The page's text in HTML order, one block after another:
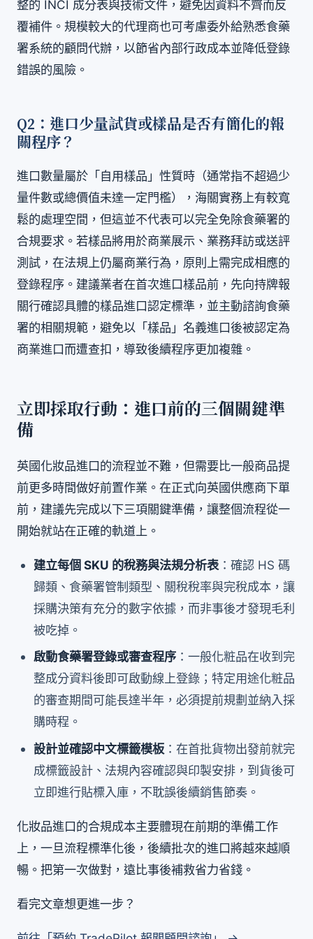
整的 INCI 成分表與技術文件，避免因資料不齊而反
覆補件。規模較大的代理商也可考慮委外給熟悉食藥
署系統的顧問代辦，以節省內部行政成本並降低登錄
錯誤的風險。
Q2：進口少量試貨或樣品是否有簡化的報
關程序？
進口數量屬於「自用樣品」性質時（通常指不超過少
量件數或總價值未達一定門檻），海關實務上有較寬
鬆的處理空間，但這並不代表可以完全免除食藥署的
合規要求。若樣品將用於商業展示、業務拜訪或送評
測試，在法規上仍屬商業行為，原則上需完成相應的
登錄程序。建議業者在首次進口樣品前，先向持牌報
關行確認具體的樣品進口認定標準，並主動諮詢食藥
署的相關規範，避免以「樣品」名義進口後被認定為
商業進口而遭查扣，導致後續程序更加複雜。
立即採取行動：進口前的三個關鍵準
備
英國化妝品進口的流程並不難，但需要比一般商品提
前更多時間做好前置作業。在正式向英國供應商下單
前，建議先完成以下三項關鍵準備，讓整個流程從一
開始就站在正確的軌道上。
建立每個 SKU 的稅務與法規分析表 ：確認 HS 碼
歸類、食藥署管制類型、關稅稅率與完稅成本，讓
採購決策有充分的數字依據，而非事後才發現毛利
被吃掉。
啟動食藥署登錄或審查程序 ：一般化粧品在收到完
整成分資料後即可啟動線上登錄；特定用途化粧品
的審查期間可能長達半年，必須提前規劃並納入採
購時程。
設計並確認中文標籤模板 ：在首批貨物出發前就完
成標籤設計、法規內容確認與印製安排，到貨後可
立即進行貼標入庫，不耽誤後續銷售節奏。
化妝品進口的合規成本主要體現在前期的準備工作
上，一旦流程標準化後，後續批次的進口將越來越順
暢。把第一次做對，遠比事後補救省力省錢。
看完文章想更進一步？